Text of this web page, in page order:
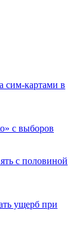
сим-картами в
с выборов
с половиной
ущерб при